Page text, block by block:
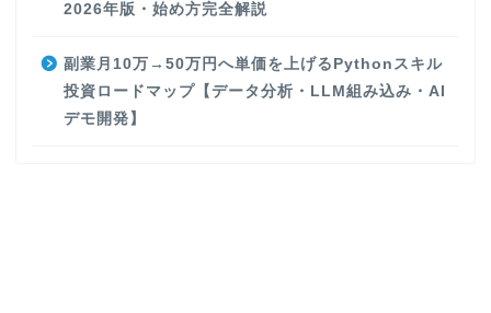
2026年版・始め方完全解説
副業月10万→50万円へ単価を上げるPythonスキル
投資ロードマップ【データ分析・LLM組み込み・AI
デモ開発】